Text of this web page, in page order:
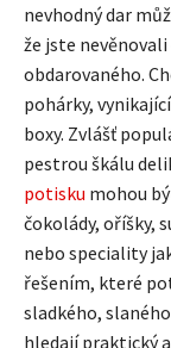
nevhodný dar
že jste
obdarovaného.
pohárky,
boxy. Zvlášť
pestrou škálu
potisku mohou
čokolády, oříšky,
nebo speciality
řešením, které
sladkého,
hledají praktický